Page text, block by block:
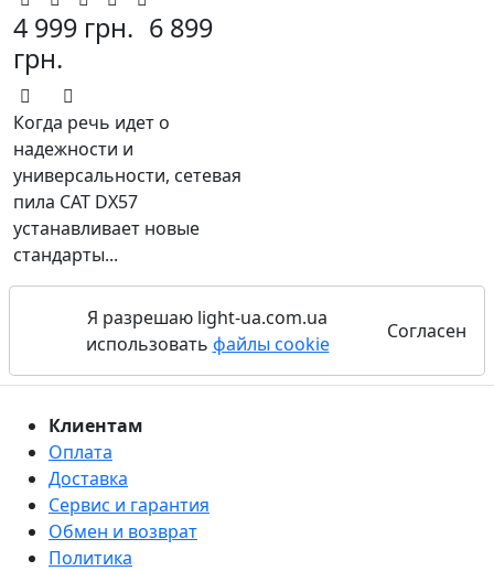
4 999 грн. 6 899
грн.
Когда речь идет о
надежности и
универсальности, сетевая
пила CAT DX57
устанавливает новые
стандарты...
Я разрешаю light-ua.com.ua
использовать файлы cookie
Согласен
Клиентам
Оплата
Доставка
Сервис и гарантия
Обмен и возврат
Политика